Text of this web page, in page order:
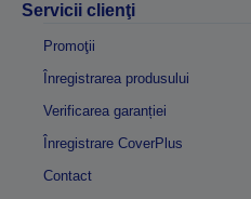
Servicii clienţi
Promoţii
Înregistrarea produsului
Verificarea garanției
Înregistrare CoverPlus
Contact